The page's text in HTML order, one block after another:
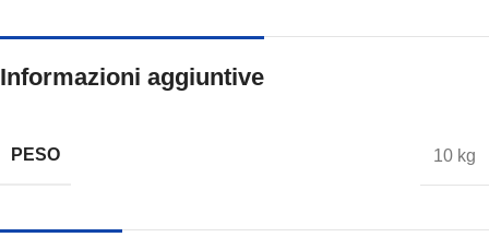
Informazioni aggiuntive
PESO 10 kg